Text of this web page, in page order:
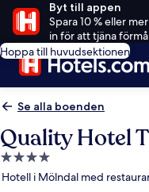
Byt till appen
Spara 10 % eller
in för att tjäna
Hoppa till huvudsektionen
Se alla boenden
Quality Hotel
4.0-
stjärnigt
Hotell i Mölndal med